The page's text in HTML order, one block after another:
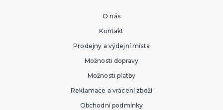
O nás
Kontakt
Prodejny a výdejní místa
Možnosti dopravy
Možnosti platby
Reklamace a vrácení zboží
Obchodní podmínky